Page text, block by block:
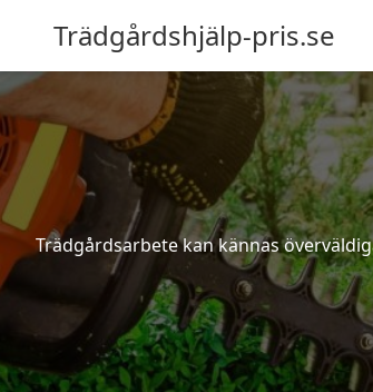
Trädgårdshjälp-pris.se
Trädgårdsarbete kan kännas